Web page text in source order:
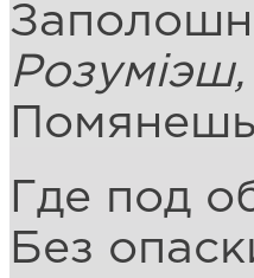
Розумiэш,
Где под
Без